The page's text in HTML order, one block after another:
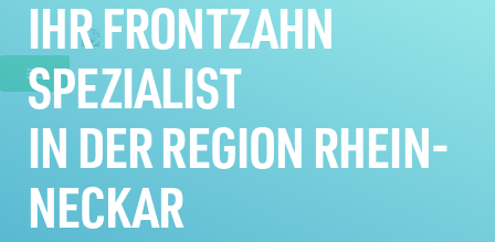
IHR FRONTZAHN
SPEZIALIST
IN DER REGION RHEIN-
NECKAR